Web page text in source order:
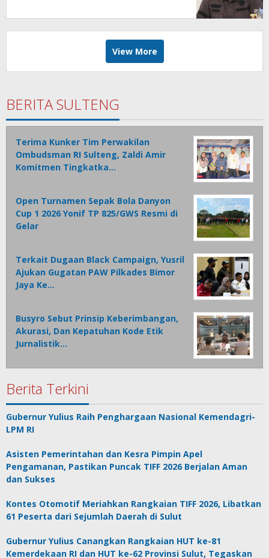
View More
BERITA SULTENG
Terima Kunker Tim Perwakilan
Ombudsman RI Sulteng, Zaldi Amir
Komitmen Tingkatka…
Open Turnamen Sepak Bola Danyon
Cup 1 2026 Yonif TP 825/GWS Resmi di
Gelar
Terkait Dugaan Black Campaign, Yusril
Ajukan Gugatan PAW Pilkades Bimor
Jaya Ke…
Busyro Sebut Prinsip Keberimbangan,
Akurasi, Dan Kepatuhan Kode Etik
Jurnalistik…
Berita Terkini
Gubernur Yulius Raih Penghargaan Nasional Kemendagri-
LPM RI
Asisten Pemerintahan dan Kesra Pimpin Apel
Pengamanan, Pastikan Puncak TIFF 2026 Berjalan Aman
dan Sukses
Kontes Otomotif Meriahkan Rangkaian TIFF 2026, Libatkan
61 Peserta dari Sejumlah Daerah di Sulut
Gubernur Yulius Canangkan Rangkaian HUT ke-81
Kemerdekaan RI dan HUT ke-62 Provinsi Sulut, Tegaskan